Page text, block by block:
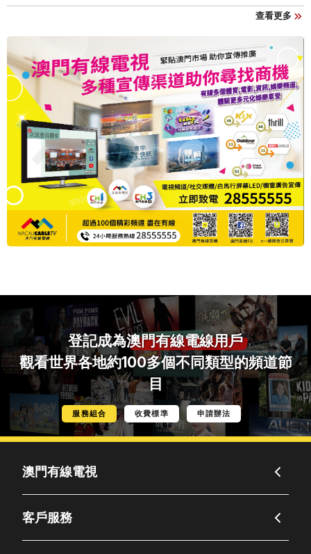
查看更多
登記成為澳門有線電線用戶
觀看世界各地約100多個不同類型的頻道節
目
服務組合 收費標準 申請辦法
澳門有線電視
客戶服務